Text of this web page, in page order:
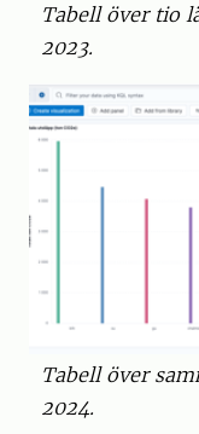
Tabell över tio
2023.
Tabell över
2024.